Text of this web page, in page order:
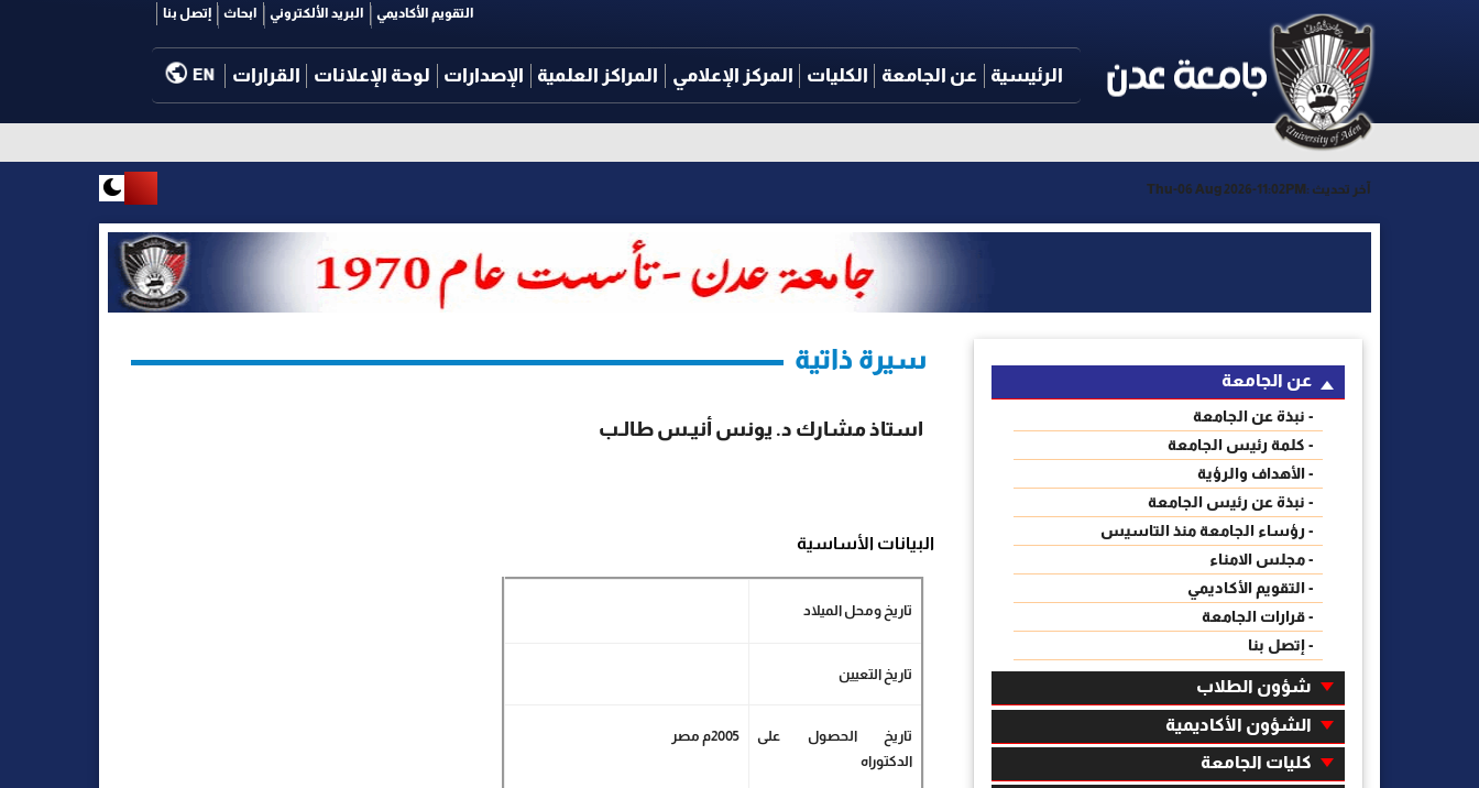
التقويم الأكاديمي البريد الألكتروني ابحاث إتصل بنا
الرئيسية عن الجامعة الكليات المركز الإعلامي المراكز العلمية الإصدارات لوحة الإعلانات القرارات EN
آخر تحديث : Thu-06 Aug 2026-11:02PM
سيرة ذاتية
استاذ مشارك د. يونس أنيـس طالـب
البيانات الأساسية
تاريخ ومحل الميلاد
تاريخ التعيين
تاريخ الحصول على
الدكتوراه
2005م مصر
عن الجامعة
- نبذة عن الجامعة
- كلمة رئيس الجامعة
- الأهداف والرؤية
- نبذة عن رئيس الجامعة
- رؤساء الجامعة منذ التاسيس
- مجلس الامناء
- التقويم الأكاديمي
- قرارات الجامعة
- إتصل بنا
شؤون الطلاب
الشؤون الأكاديمية
كليات الجامعة